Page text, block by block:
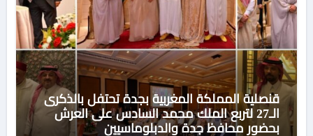
قنصلية المملكة المغربية بجدة تحتفل بالذكرى
الـ27 لتربع الملك محمد السادس على العرش
بحضور محافظ جدة والدبلوماسيين